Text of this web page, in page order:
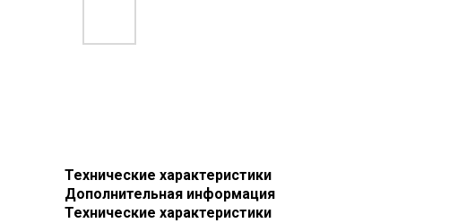
Технические характеристики
Дополнительная информация
Технические характеристики